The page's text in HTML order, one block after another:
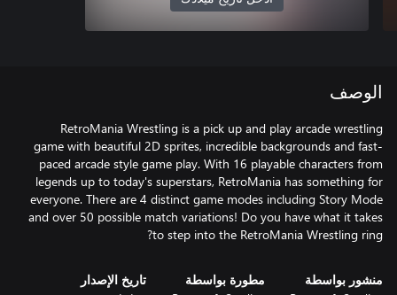
الوصف
RetroMania Wrestling is a pick up and play arcade wrestling
game with beautiful 2D sprites, incredible backgrounds and fast-
paced arcade style game play. With 16 playable characters from
legends up to today's superstars, RetroMania has something for
everyone. There are 4 distinct game modes including Story Mode
and over 50 possible match variations! Do you have what it takes
to step into the RetroMania Wrestling ring?
منشور بواسطة مطورة بواسطة تاريخ الإصدار